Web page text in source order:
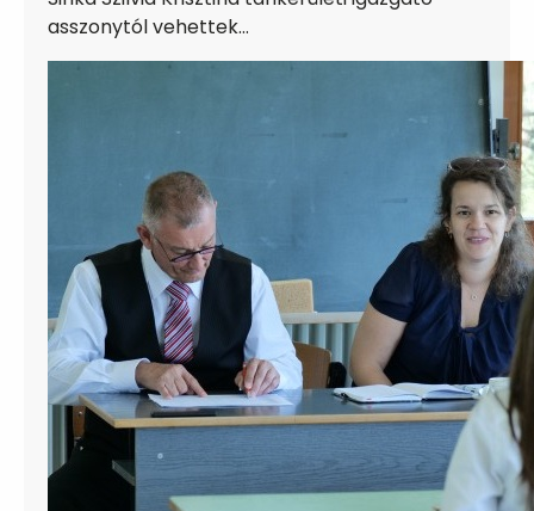
asszonytól vehettek…